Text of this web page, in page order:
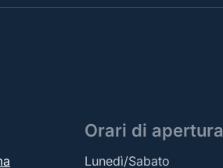
Orari di apertura
Lunedì/Sabato